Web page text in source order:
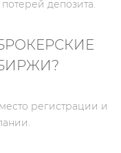
депозита.
регистрации и